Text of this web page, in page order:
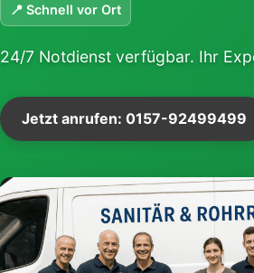
📍 Schnell vor Ort
24/7 Notdienst verfügbar. Ihr
Jetzt anrufen: 0157-92499499